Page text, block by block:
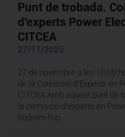
Punt de trobada.
d'experts Power
CITCEA
27/11/2025
27 de novembre a les 10:00
de la Comissió d'Experts en
CITCEA Amb aquest punt de
la comissió d'experts en
tindrem l’op ...